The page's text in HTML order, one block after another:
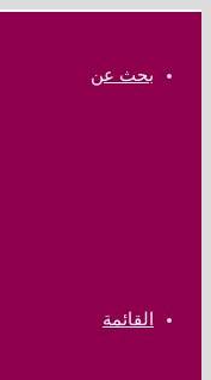
بحث عن
القائمة